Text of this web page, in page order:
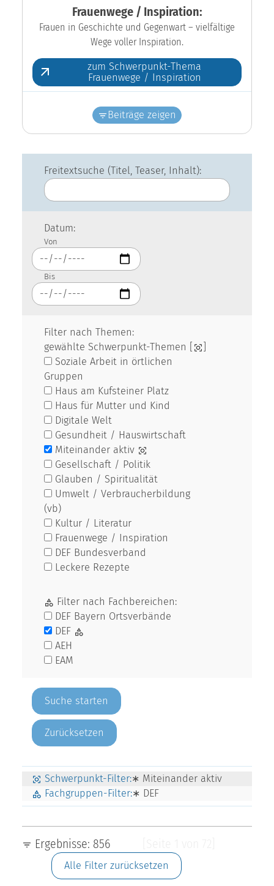
Frauenwege / Inspiration:
Frauen in Geschichte und Gegenwart – vielfältige
Wege voller Inspiration.
zum Schwerpunkt-Thema
Frauenwege / Inspiration
Beiträge zeigen
Freitextsuche (Titel, Teaser, Inhalt):
Datum:
Von
Bis
Filter nach Themen:
gewählte Schwerpunkt-Themen [
Soziale Arbeit in örtlichen
Gruppen
Haus am Kufsteiner Platz
Haus für Mutter und Kind
Digitale Welt
Gesundheit / Hauswirtschaft
Miteinander aktiv
Gesellschaft / Politik
Glauben / Spiritualität
Umwelt / Verbraucherbildung
(vb)
Kultur / Literatur
Frauenwege / Inspiration
DEF Bundesverband
Leckere Rezepte
Filter nach Fachbereichen:
DEF Bayern Ortsverbände
DEF
AEH
EAM
Zurücksetzen
Schwerpunkt-Filter:∗ Miteinander aktiv
Fachgruppen-Filter:∗ DEF
Ergebnisse: 856
Alle Filter zurücksetzen